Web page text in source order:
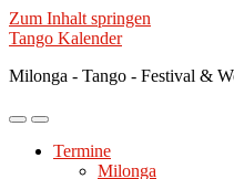
Zum Inhalt springen
Tango Kalender
Milonga - Tango - Festival &
Mobile-
ein-/ausblenden
Suchfeld
ein-/ausblenden
Termine
Milonga